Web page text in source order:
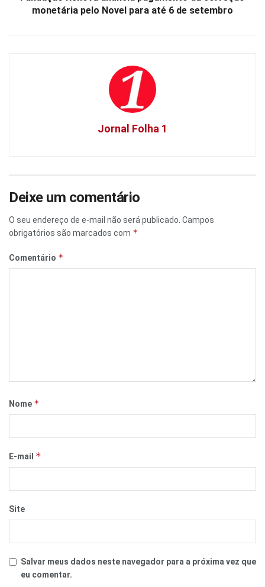
monetária pelo Novel para até 6 de setembro
Jornal Folha 1
Deixe um comentário
O seu endereço de e-mail não será publicado. Campos
obrigatórios são marcados com *
Comentário *
Nome *
E-mail *
Site
Salvar meus dados neste navegador para a próxima vez que
eu comentar.